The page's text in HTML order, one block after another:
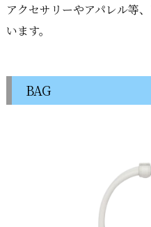
アクセサリーやアパレル等
います。
BAG